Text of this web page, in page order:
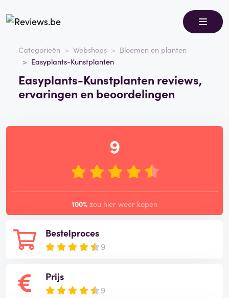
Categorieën Webshops
Bloemen en planten
Easyplants-Kunstplanten
Easyplants-Kunstplanten reviews,
ervaringen en beoordelingen
Bestelproces
9
Prijs
9
9
100% zou hier weer kopen